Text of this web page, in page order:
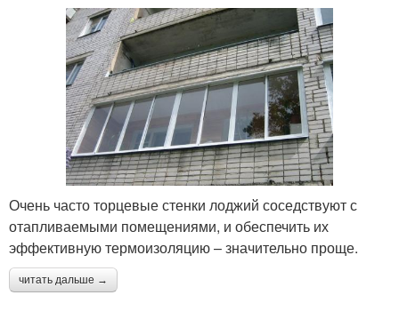
Очень часто торцевые стенки лоджий соседствуют с
отапливаемыми помещениями, и обеспечить их
эффективную термоизоляцию – значительно проще.
читать дальше →